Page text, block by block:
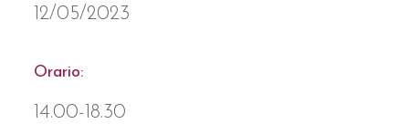
12/05/2023
Orario:
14.00-18.30